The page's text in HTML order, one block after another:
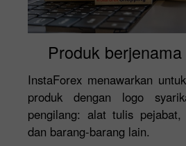
Produk
InstaForex menawarkan
produk dengan logo
pengilang: alat tulis pejabat,
dan barang-barang lain.